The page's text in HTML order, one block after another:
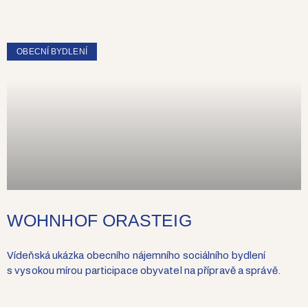
OBECNÍ BYDLENÍ
WOHNHOF ORASTEIG
Vídeňská ukázka obecního nájemního sociálního bydlení
s vysokou mírou participace obyvatel na přípravě a správě.